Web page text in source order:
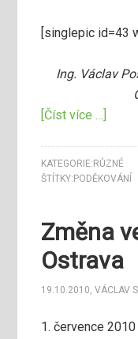
[singlepic id=43
Ing. Václav
[Číst více …]
KATEGORIE: RŮZNÉ
ŠTÍTKY: PODĚKOVÁNÍ
Změna
Ostrava
19.10.2010,VÁCLAV
1. července